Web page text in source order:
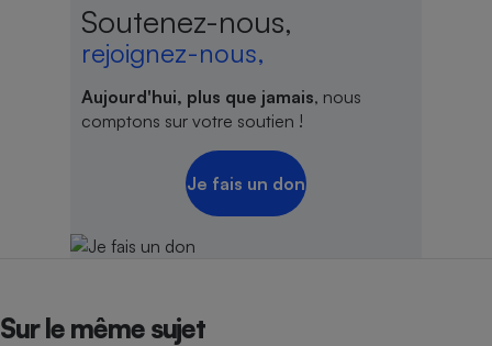
Soutenez-nous,
rejoignez-nous,
Aujourd'hui, plus que jamais, nous
comptons sur votre soutien !
Je fais un don
Sur le même sujet